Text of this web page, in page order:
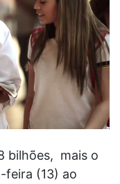
bilhões, mais o
(13) ao